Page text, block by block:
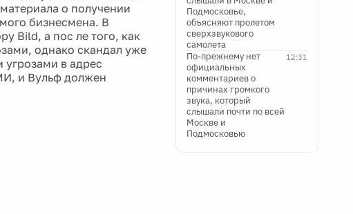
о получении
бизнесмена. В
Bild, а пос ле того, как
однако скандал уже
в адрес
и Вульф должен
Подмосковье,
объясняют пролетом
сверхзвукового
самолета
12:31
По-прежнему нет
официальных
комментариев о
причинах громкого
звука, который
слышали почти по всей
Москве и
Подмосковью